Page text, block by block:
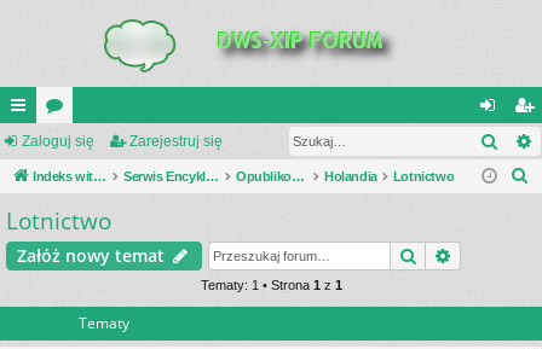
UI
C
K
_L
or
a
al
og
ar
ej
Zaloguj się Zarejestruj się
Indeks witryny Serwis Encyklopedia Uzbrojenia Opublikowane zestawienia Holandia Lotnictwo
j
Lotnictwo
Załóż nowy temat Szukaj
Tematy: 1 • Strona 1 z 1
Tematy